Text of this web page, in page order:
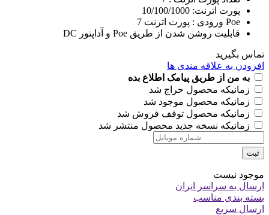
پورت اترنت: 10/100/1000
Poe ورودی : پورت اترنت 7
قابلیت روشن شدن از طریق Poe و آداپتور DC
تماس بگیرید
افزودن به علاقه مندی ها
به من از طریق پیامک اطلاع بده
زمانیکه محصول حراج شد
زمانیکه محصول موجود شد
زمانیکه محصول توقف فروش شد
زمانیکه نسخه جدید محصول منتشر شد
ثبت
موجود نیست
ارسال به سراسر ایران
بسته بندی مناسب
ارسال سریع